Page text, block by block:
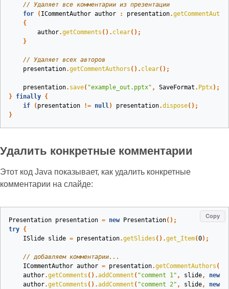
// Удаляет все комментарии из презентации
for
( ICommentAuthor author : presentation.
{
author.getComments (). clear();
}
// Удаляет всех авторов
presentation.getCommentAuthors (). clear();
presentation. save( "example_out.pptx" , SaveFormat . Pptx);
} finally {
if
( presentation != null) presentation.dispose();
}
Удалить конкретные комментарии
Этот код Java показывает, как удалить конкретные
комментарии на слайде:
Copy
Presentation presentation = new Presentation();
try {
ISlide slide = presentation.getSlides ().get_Item(0);
// добавляем комментарии...
ICommentAuthor author = presentation.getCommentAuthors ().
author.getComments ().addComment ( "comment 1" , slide, new
author.getComments ().addComment ( "comment 2" , slide, new